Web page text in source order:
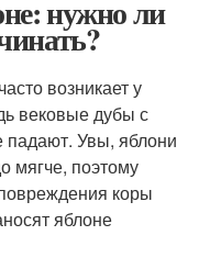
нужно ли
возникает у
вековые дубы с
Увы, яблони
мягче, поэтому
коры
яблоне